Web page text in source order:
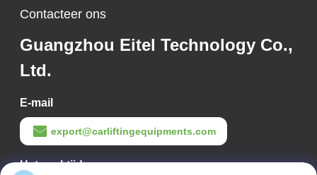
Contacteer ons
Guangzhou Eitel Technology Co.,
Ltd.
E-mail
export@carliftingequipments.com
Het werktijd